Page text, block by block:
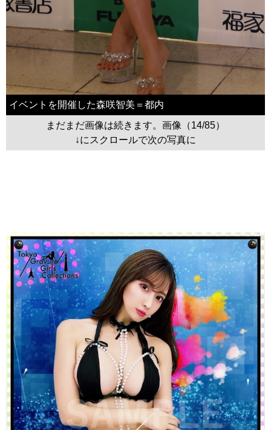
イベントを開催した森咲智美＝都内
まだまだ画像は続きます。画像（14/85）
↓にスクロールで次の写真に